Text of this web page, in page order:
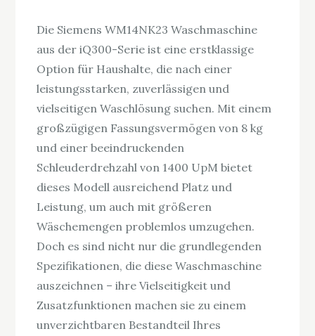
Die Siemens WM14NK23 Waschmaschine
aus der iQ300-Serie ist eine erstklassige
Option für Haushalte, die nach einer
leistungsstarken, zuverlässigen und
vielseitigen Waschlösung suchen. Mit einem
großzügigen Fassungsvermögen von 8 kg
und einer beeindruckenden
Schleuderdrehzahl von 1400 UpM bietet
dieses Modell ausreichend Platz und
Leistung, um auch mit größeren
Wäschemengen problemlos umzugehen.
Doch es sind nicht nur die grundlegenden
Spezifikationen, die diese Waschmaschine
auszeichnen – ihre Vielseitigkeit und
Zusatzfunktionen machen sie zu einem
unverzichtbaren Bestandteil Ihres